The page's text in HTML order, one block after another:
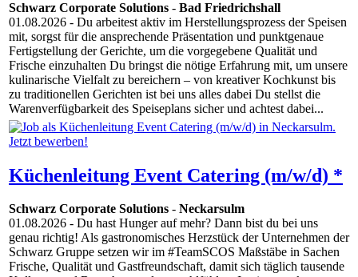
Schwarz Corporate Solutions - Bad Friedrichshall
01.08.2026 - Du arbeitest aktiv im Herstellungsprozess der Speisen
mit, sorgst für die ansprechende Präsentation und punktgenaue
Fertigstellung der Gerichte, um die vorgegebene Qualität und
Frische einzuhalten Du bringst die nötige Erfahrung mit, um unsere
kulinarische Vielfalt zu bereichern – von kreativer Kochkunst bis
zu traditionellen Gerichten ist bei uns alles dabei Du stellst die
Warenverfügbarkeit des Speiseplans sicher und achtest dabei...
Küchenleitung Event Catering (m/w/d) *
Schwarz Corporate Solutions - Neckarsulm
01.08.2026 - Du hast Hunger auf mehr? Dann bist du bei uns
genau richtig! Als gastronomisches Herzstück der Unternehmen der
Schwarz Gruppe setzen wir im #TeamSCOS Maßstäbe in Sachen
Frische, Qualität und Gastfreundschaft, damit sich täglich tausende